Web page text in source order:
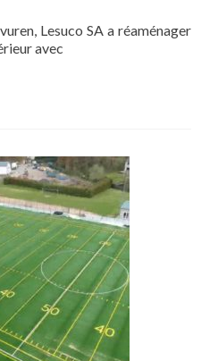
Lesuco SA a réaménager
avec